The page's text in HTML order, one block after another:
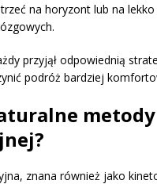
na horyzont lub na
przyjął odpowiednią
podróż bardziej
znana również jako